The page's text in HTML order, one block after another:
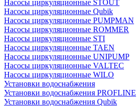
Насосы циркуляционные STOUT
Насосы циркуляционные Qubik
Насосы циркуляционные PUMPMAN
Насосы циркуляционные ROMMER
Насосы циркуляционные STI
Насосы циркуляционные TAEN
Насосы циркуляционные UNIPUMP
Насосы циркуляционные VALTEC
Насосы циркуляционные WILO
Установки водоснабжения
Установки водоснабжения PROFLINE
Установки водоснабжения Qubik